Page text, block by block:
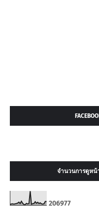
จำนวนการดูหน้
206977